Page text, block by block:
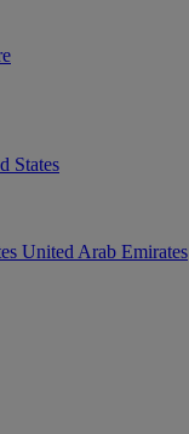
States
United Arab Emirates